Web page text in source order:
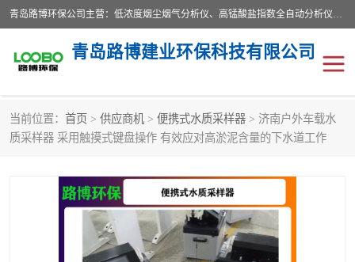
青岛路博环保公司主营：低浓度烟尘烟气分析仪、高锰酸盐指数全自动分析仪、便携式超声波明渠流量计、便携式水质采样器、恒温恒湿称重系统、手持式油烟检测仪等;是一家集环保科研、设计、生产、维护、销售和系统集成为一体的综合性高科技企业。路博人秉承"科学技术是第一生产力的重要理念，倡导环境友好型的生产、生活和消费方式。
青岛路博建业环保科技有限公司
当前位置： 首页 > 供应商机 > 便携式水质采样器 > 济南户外车载水
质采样器 采用触摸式键盘操作 有效应对高淤泥含量的下水道工作
生物安全柜 气体检测仪
水质检测仪 手持式油烟检测仪
恒温恒湿称重系统 二恶英采集器
实验室仪器 LB-8110降水降尘采样器